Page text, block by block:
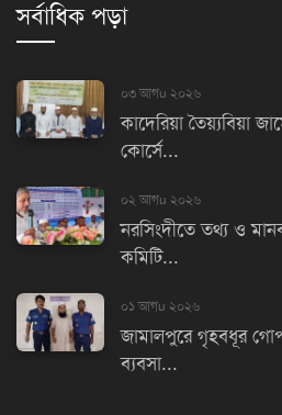
সর্বাধিক পড়া
০৩ আগu ২০২৬
কাদেরিয়া তৈয়্যবিয়া
কোর্সে...
০২ আগu ২০২৬
নরসিংদীতে তথ্য ও
কমিটি...
০১ আগu ২০২৬
জামালপুরে গৃহবধূর
ব্যবসা...